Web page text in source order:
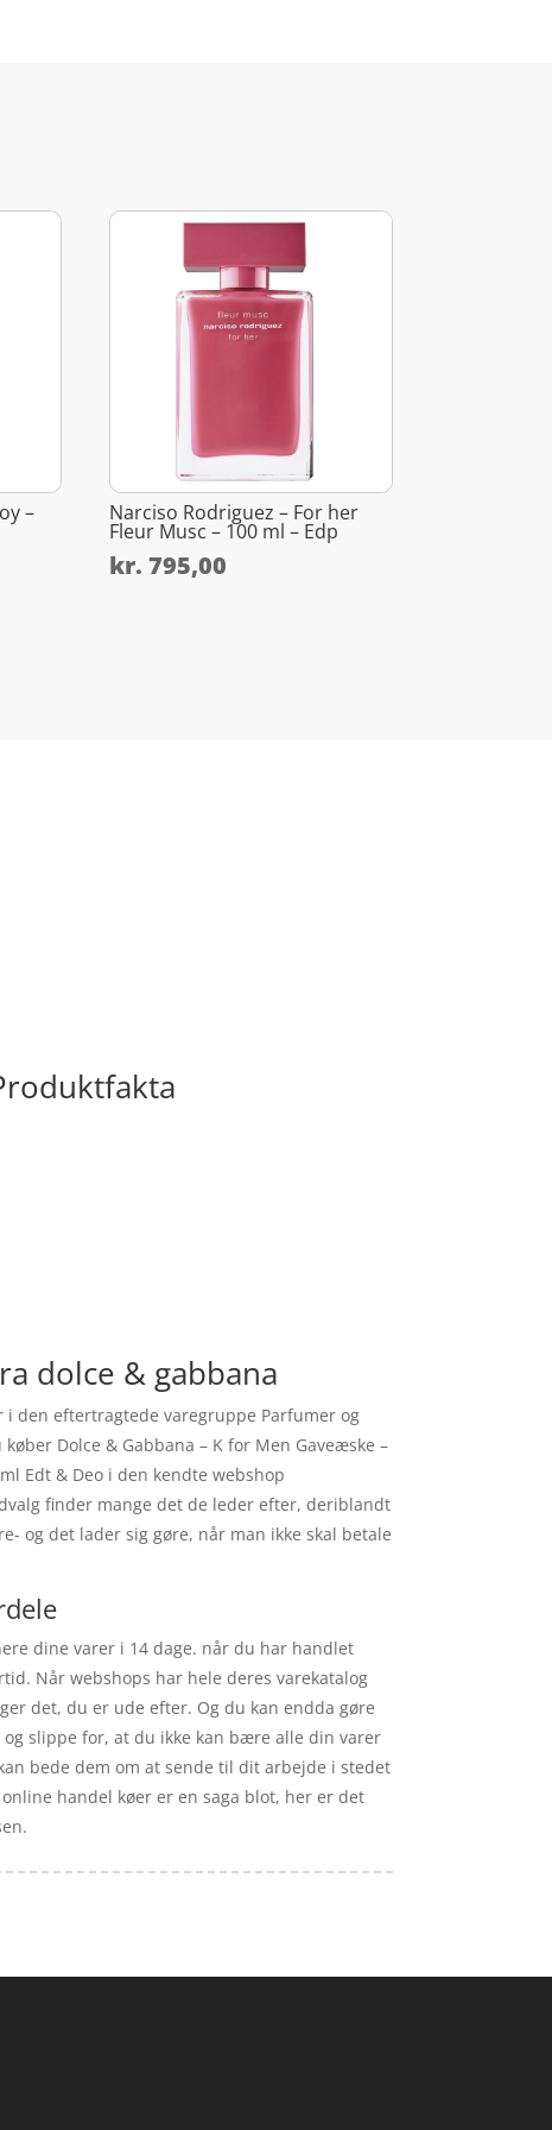
– Narciso Rodriguez – For her
Fleur Musc – 100 ml – Edp
kr. 795,00
dolce & gabbana
i den eftertragtede varegruppe Parfumer og
Dolce & Gabbana – K for Men Gaveæske –
Edt & Deo i den kendte webshop
finder mange det de leder efter, deriblandt
og det lader sig gøre, når man ikke skal betale
dine varer i 14 dage. når du har handlet
Når webshops har hele deres varekatalog
det, du er ude efter. Og du kan endda gøre
slippe for, at du ikke kan bære alle din varer
bede dem om at sende til dit arbejde i stedet
handel køer er en saga blot, her er det